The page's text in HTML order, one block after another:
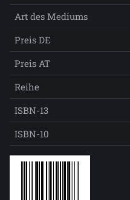
Art des Mediums
Preis DE
Preis AT
Reihe
ISBN-13
ISBN-10